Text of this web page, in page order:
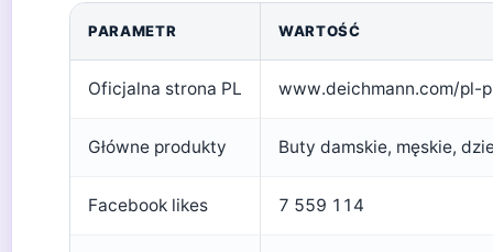
PARAMETR WARTOŚĆ
Oficjalna strona PL www.deichmann.com/pl-
Główne produkty Buty damskie, męskie,
Facebook likes 7 559 114